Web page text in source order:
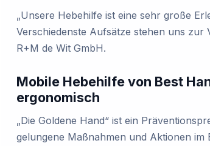
„Unsere Hebehilfe ist eine sehr große
Verschiedenste Aufsätze stehen uns zur
R+M de Wit GmbH.
Mobile Hebehilfe von Best
ergonomisch
„Die Goldene Hand“ ist ein
gelungene Maßnahmen und Aktionen im